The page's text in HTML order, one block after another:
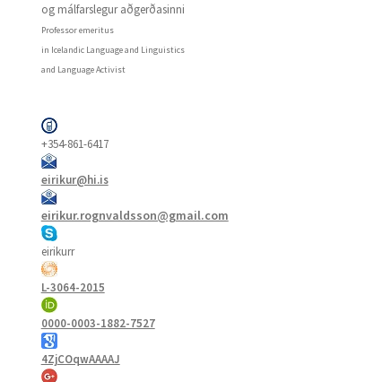
og málfarslegur aðgerðasinni
Professor emeritus
in Icelandic Language and Linguistics
and Language Activist
+354-861-6417
eirikur@hi.is
eirikur.rognvaldsson@gmail.com
eirikurr
L-3064-2015
0000-0003-1882-7527
4ZjCOqwAAAAJ